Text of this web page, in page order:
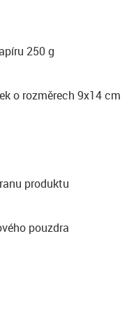
250 g
o rozměrech 9x14 cm
produktu
pouzdra